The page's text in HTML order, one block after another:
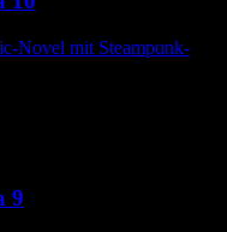
Novel mit Steampunk-
9